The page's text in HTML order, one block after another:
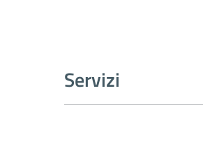
Servizi